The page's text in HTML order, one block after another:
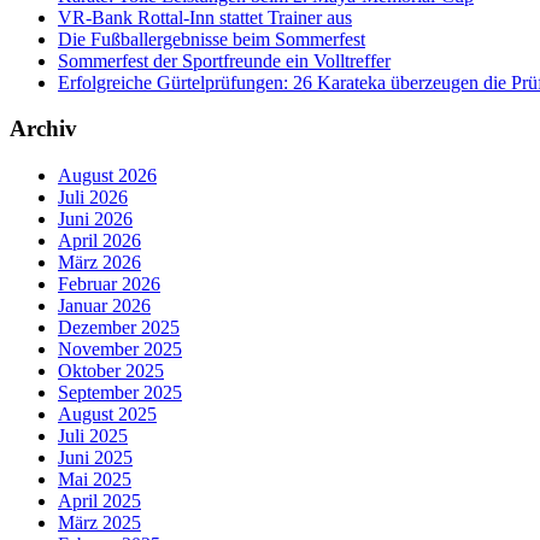
VR-Bank Rottal-Inn stattet Trainer aus
Die Fußballergebnisse beim Sommerfest
Sommerfest der Sportfreunde ein Volltreffer
Erfolgreiche Gürtelprüfungen: 26 Karateka überzeugen die
Archiv
August 2026
Juli 2026
Juni 2026
April 2026
März 2026
Februar 2026
Januar 2026
Dezember 2025
November 2025
Oktober 2025
September 2025
August 2025
Juli 2025
Juni 2025
Mai 2025
April 2025
März 2025